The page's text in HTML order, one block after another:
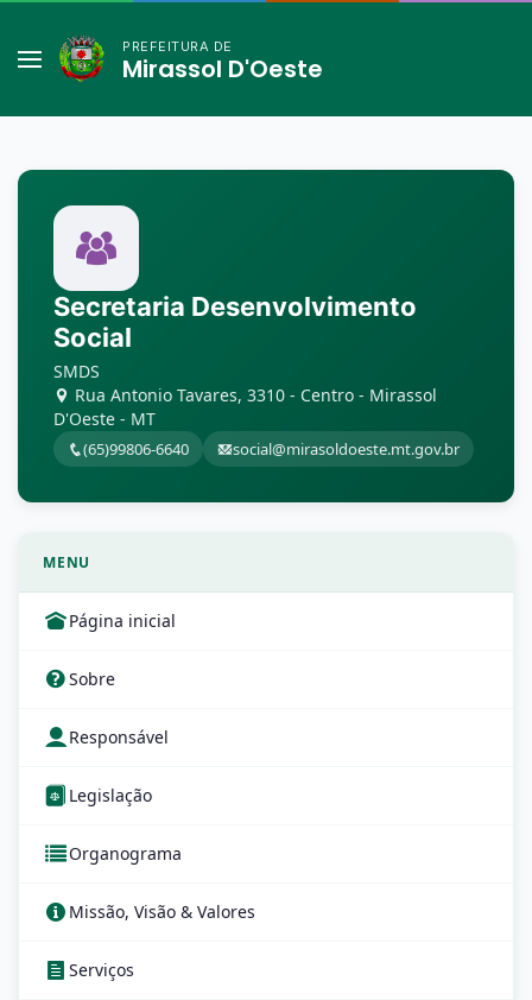
PREFEITURA DE
Mirassol D'Oeste
Secretaria Desenvolvimento
Social
SMDS
Rua Antonio Tavares, 3310 - Centro - Mirassol
D'Oeste - MT
(65)99806-6640 social@mirasoldoeste.mt.gov.br
MENU
Página inicial
Sobre
Responsável
Legislação
Organograma
Missão, Visão & Valores
Serviços